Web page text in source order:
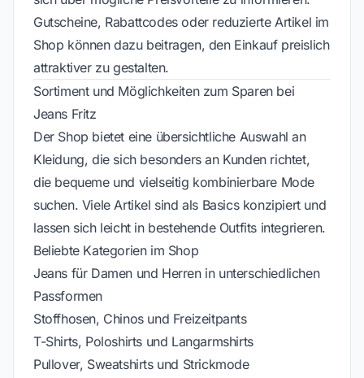
Gutscheine, Rabattcodes oder reduzierte Artikel im
Shop können dazu beitragen, den Einkauf preislich
attraktiver zu gestalten.
Sortiment und Möglichkeiten zum Sparen bei
Jeans Fritz
Der Shop bietet eine übersichtliche Auswahl an
Kleidung, die sich besonders an Kunden richtet,
die bequeme und vielseitig kombinierbare Mode
suchen. Viele Artikel sind als Basics konzipiert und
lassen sich leicht in bestehende Outfits integrieren.
Beliebte Kategorien im Shop
Jeans für Damen und Herren in unterschiedlichen
Passformen
Stoffhosen, Chinos und Freizeitpants
T-Shirts, Poloshirts und Langarmshirts
Pullover, Sweatshirts und Strickmode